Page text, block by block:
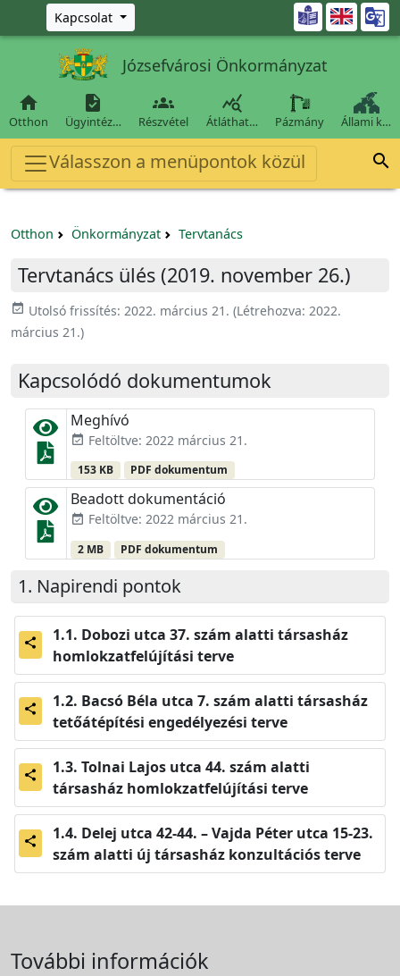
Ugrás a fő tartalomra
Kapcsolat 
Józsefvárosi Önkormányzat

Otthon

Ügyintéz…

Részvétel

Átláthat… Pázmány Állami k…
Válasszon a menüpontok közül 
Otthon Önkormányzat Tervtanács
Tervtanács ülés (2019. november 26.)
event_available Utolsó frissítés: 2022. március 21. (Létrehozva: 2022.
március 21.)
Kapcsolódó dokumentumok
Meghívó
event_available Feltöltve: 2022 március 21.
153 KB PDF dokumentum
Beadott dokumentáció
event_available Feltöltve: 2022 március 21.
2 MB PDF dokumentum
Napirendi pontok
share
Dobozi utca 37. szám alatti társasház
homlokzatfelújítási terve
share
Bacsó Béla utca 7. szám alatti társasház
tetőátépítési engedélyezési terve
share
Tolnai Lajos utca 44. szám alatti
társasház homlokzatfelújítási terve
share
Delej utca 42-44. – Vajda Péter utca 15-23.
szám alatti új társasház konzultációs terve
További információk